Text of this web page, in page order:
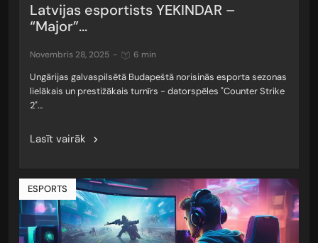
Latvijas esportists YEKINDAR –
“Major”...
novembris 28, 2025 - 6 min
Ungārijas galvaspilsētā Budapeštā norisinās esporta sezonas
lielākais un prestižākais turnīrs - datorspēles "Counter Strike
2"…
Lasīt vairāk
ESPORTS